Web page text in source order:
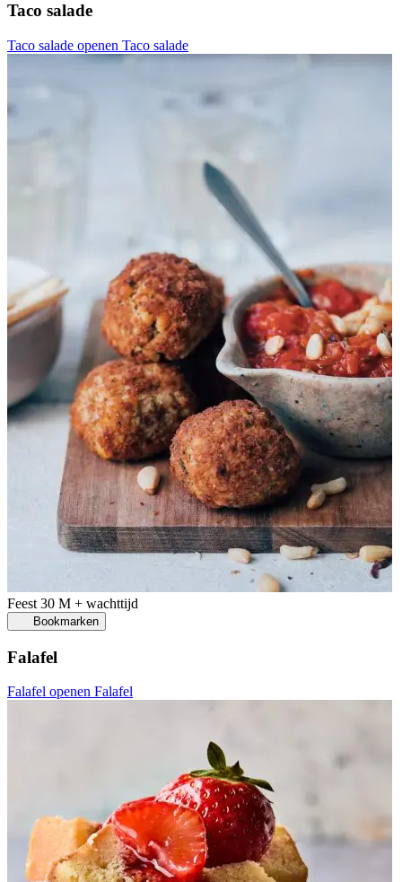
Taco salade
Taco salade openen Taco salade
Feest 30 M + wachttijd
Bookmarken
Falafel
Falafel openen Falafel